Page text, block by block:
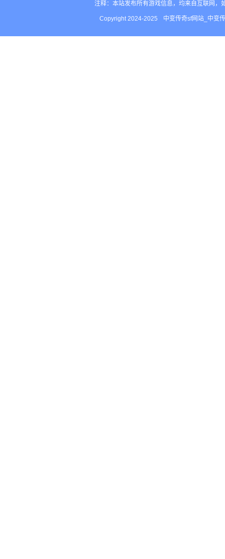
注释：本站发布所有游戏信息，均来自互联网
Copyright 2024-2025 中变传奇sf网站_中变